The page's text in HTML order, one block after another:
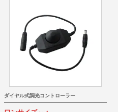
ダイヤル式調光コントローラー